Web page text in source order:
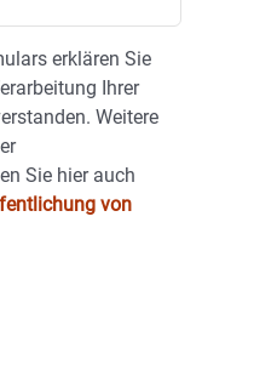
erklären Sie
Ihrer
Weitere
Sie hier auch
von